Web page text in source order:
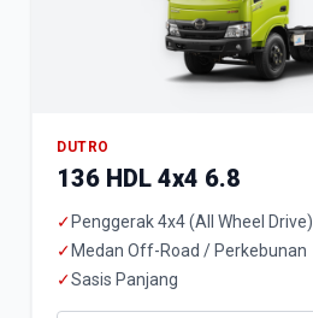
DUTRO
136 HDL 4x4 6.8
✓ Penggerak 4x4 (All Wheel Drive)
✓ Medan Off-Road / Perkebunan
✓Sasis Panjang